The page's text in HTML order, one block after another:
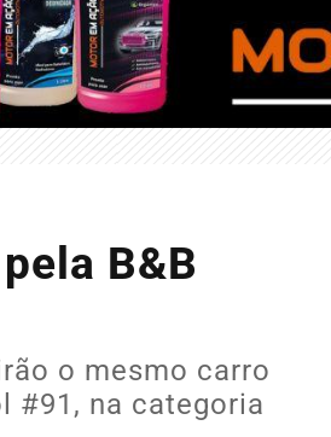
B&B
o mesmo carro
#91, na categoria